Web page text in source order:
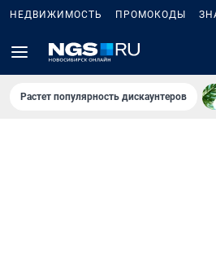
НЕДВИЖИМОСТЬ ПРОМОКОДЫ
Растет популярность дискаунтеров